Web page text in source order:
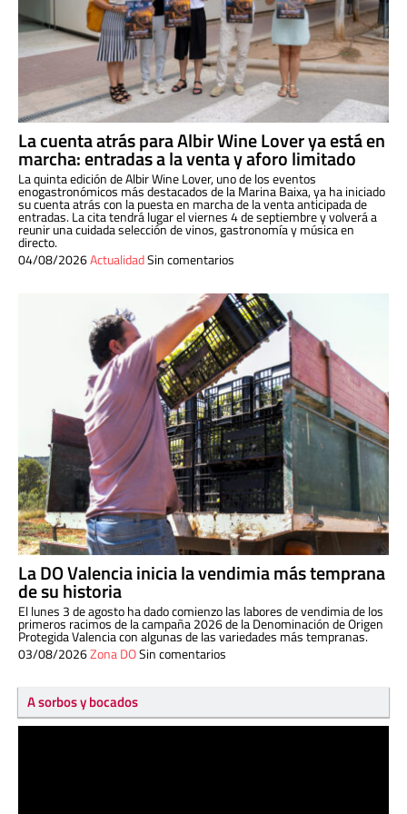
La cuenta atrás para Albir Wine Lover ya está en
marcha: entradas a la venta y aforo limitado
La quinta edición de Albir Wine Lover, uno de los eventos
enogastronómicos más destacados de la Marina Baixa, ya ha iniciado
su cuenta atrás con la puesta en marcha de la venta anticipada de
entradas. La cita tendrá lugar el viernes 4 de septiembre y volverá a
reunir una cuidada selección de vinos, gastronomía y música en
directo.
04/08/2026ActualidadSin comentarios
La DO Valencia inicia la vendimia más temprana
de su historia
El lunes 3 de agosto ha dado comienzo las labores de vendimia de los
primeros racimos de la campaña 2026 de la Denominación de Origen
Protegida Valencia con algunas de las variedades más tempranas.
03/08/2026Zona DOSin comentarios
A sorbos y bocados